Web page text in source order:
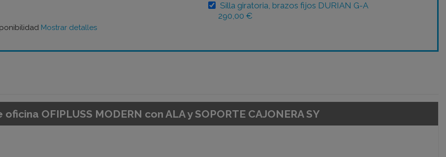
Mostrar detalles
Silla giratoria, brazos fijos DURIAN G-A
290,00 €
OFIPLUSS MODERN con ALA y SOPORTE CAJONERA SY